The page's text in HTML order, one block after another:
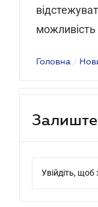
Головна /
Увійдіть,